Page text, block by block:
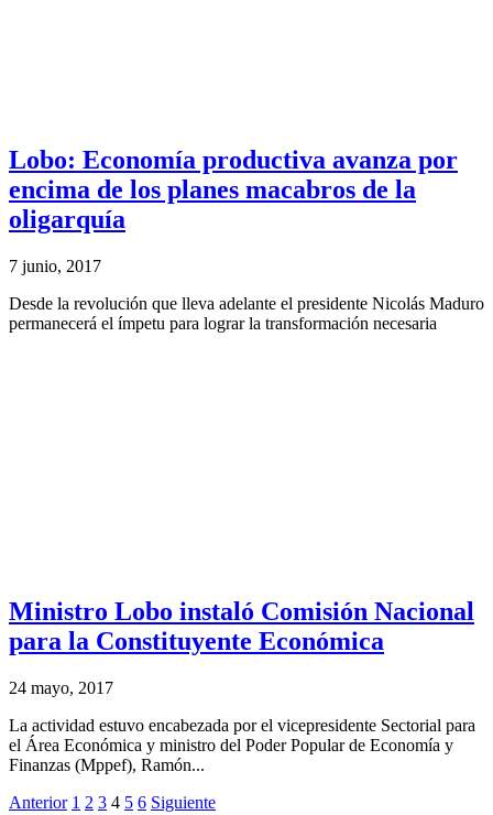
Lobo: Economía productiva avanza por
encima de los planes macabros de la
oligarquía
7 junio, 2017
Desde la revolución que lleva adelante el presidente Nicolás Maduro
permanecerá el ímpetu para lograr la transformación necesaria
Ministro Lobo instaló Comisión Nacional
para la Constituyente Económica
24 mayo, 2017
La actividad estuvo encabezada por el vicepresidente Sectorial para
el Área Económica y ministro del Poder Popular de Economía y
Finanzas (Mppef), Ramón...
Anterior 1 2 3 4 5 6 Siguiente